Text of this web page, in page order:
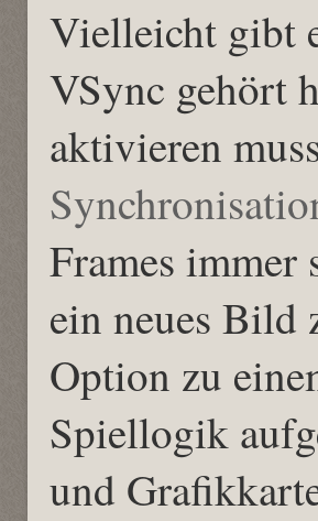
Vielleicht gibt
VSync gehört
aktivieren
Frames
ein neues Bild
Option zu
Spiellogik
und